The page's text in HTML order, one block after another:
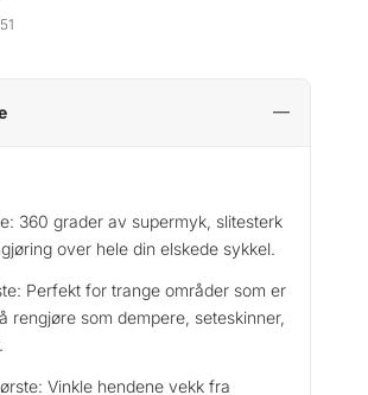
360 grader av supermyk, slitesterk
over hele din elskede sykkel.
Perfekt for trange områder som er
rengjøre som dempere, seteskinner,
Vinkle hendene vekk fra